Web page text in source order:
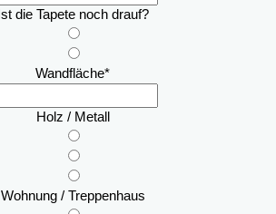
Ist die Tapete noch drauf?
Wandfläche*
Holz / Metall
Wohnung / Treppenhaus